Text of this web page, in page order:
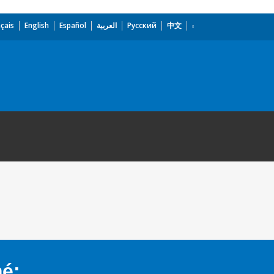
English Español العربية Русский 中文